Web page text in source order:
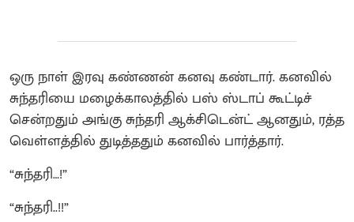
ஒரு நாள் இரவு கண்ணன் கனவு கண்டார். கனவில்
சுந்தரியை மழைக்காலத்தில் பஸ் ஸ்டாப் கூட்டிச்
சென்றதும் அங்கு சுந்தரி ஆக்சிடென்ட் ஆனதும், ரத்த
வெள்ளத்தில் துடித்ததும் கனவில் பார்த்தார்.
“சுந்தரி…!”
“சுந்தரி..!!”